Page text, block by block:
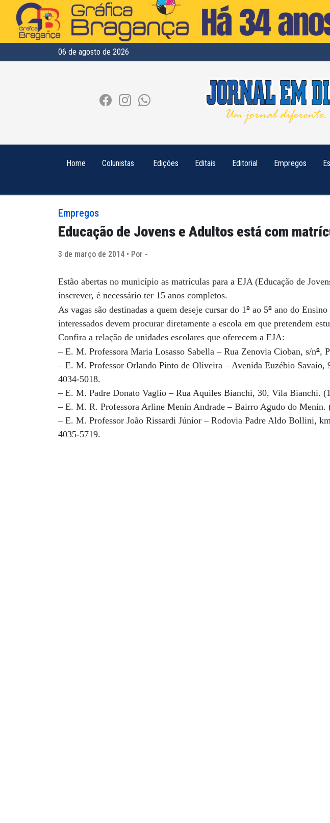
06 de agosto de 2026
Home Colunistas Edições Editais Editorial Empregos
Empregos
Educação de Jovens e Adultos está com
3 de março de 2014 • Por -
Estão abertas no município as matrículas para a EJA (Educação de
inscrever, é necessário ter 15 anos completos.
As vagas são destinadas a quem deseje cursar do 1º ao 5º ano do
interessados devem procurar diretamente a escola em que pretendem
Confira a relação de unidades escolares que oferecem a EJA:
– E. M. Professora Maria Losasso Sabella – Rua Zenovia Cioban, s/nº,
– E. M. Professor Orlando Pinto de Oliveira – Avenida Euzébio Savaio,
4034-5018.
– E. M. Padre Donato Vaglio – Rua Aquiles Bianchi, 30, Vila Bianchi.
– E. M. R. Professora Arline Menin Andrade – Bairro Agudo do Menin.
– E. M. Professor João Rissardi Júnior – Rodovia Padre Aldo Bollini,
4035-5719.